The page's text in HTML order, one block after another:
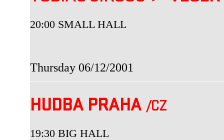
20:00 SMALL HALL
Thursday 06/12/2001
HUDBA PRAHA /CZ
19:30 BIG HALL